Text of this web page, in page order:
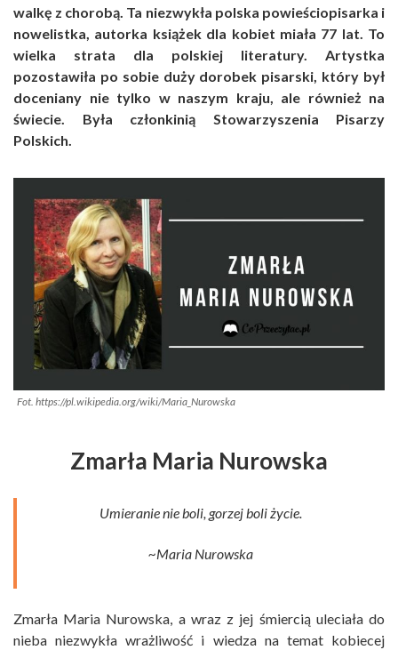
walkę z chorobą. Ta niezwykła polska powieściopisarka i
nowelistka, autorka książek dla kobiet miała 77 lat. To
wielka strata dla polskiej literatury. Artystka
pozostawiła po sobie duży dorobek pisarski, który był
doceniany nie tylko w naszym kraju, ale również na
świecie. Była członkinią Stowarzyszenia Pisarzy
Polskich.
Fot. https://pl.wikipedia.org/wiki/Maria_Nurowska
Zmarła Maria Nurowska
Umieranie nie boli, gorzej boli życie.
~Maria Nurowska
Zmarła Maria Nurowska, a wraz z jej śmiercią uleciała do
nieba niezwykła wrażliwość i wiedza na temat kobiecej